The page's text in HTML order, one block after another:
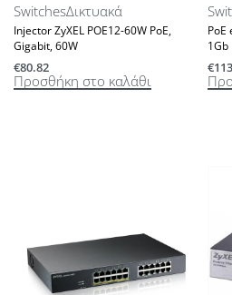
SwitchesΔικτυακά
Injector ZyXEL POE12-60W PoE,
Gigabit, 60W
€80.82
Προσθήκη στο καλάθι
PoE
€